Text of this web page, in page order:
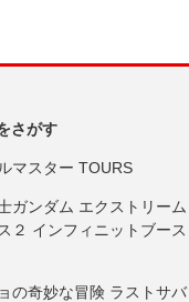
さがす
マスター TOURS
ガンダム エクストリーム
２ インフィニットブース
の奇妙な冒険 ラストサバ